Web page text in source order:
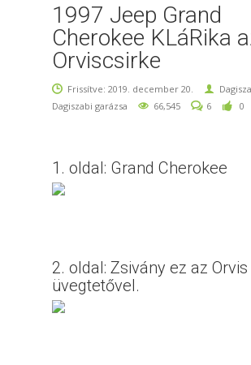
1997 Jeep Grand
Cherokee KLáRika
Orviscsirke
Frissítve: 2019. december 20.
Dagiszabi garázsa
66,545 6 0
1. oldal: Grand Cherokee
2. oldal: Zsivány ez az
üvegtetővel.